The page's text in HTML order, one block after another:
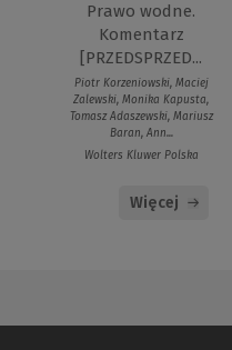
Prawo wodne.
Komentarz
[PRZEDSPRZED...
Piotr Korzeniowski, Maciej
Zalewski, Monika Kapusta,
Tomasz Adaszewski, Mariusz
Baran, Ann...
Wolters Kluwer Polska
Więcej